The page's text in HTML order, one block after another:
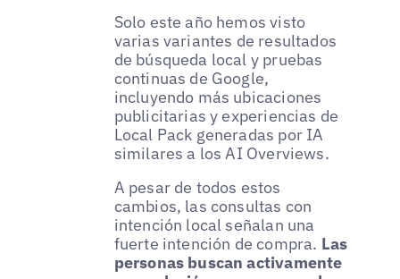
Solo este año hemos visto
varias variantes de resultados
de búsqueda local y pruebas
continuas de Google,
incluyendo más ubicaciones
publicitarias y experiencias de
Local Pack generadas por IA
similares a los AI Overviews.
A pesar de todos estos
cambios, las consultas con
intención local señalan una
fuerte intención de compra. Las
personas buscan activamente